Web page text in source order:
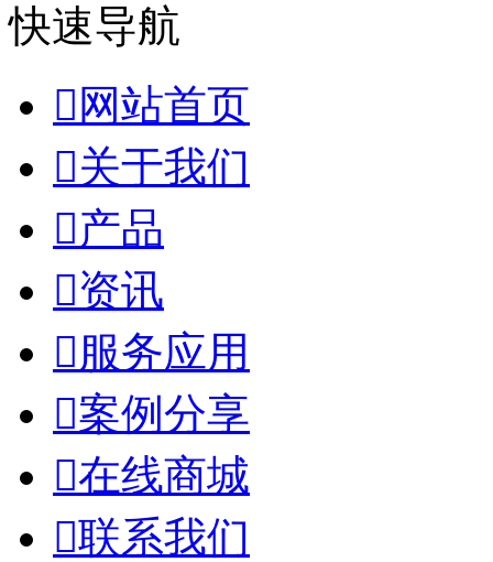
快速导航
 网站首页
关于我们
产品
资讯
服务应用
案例分享
在线商城
联系我们